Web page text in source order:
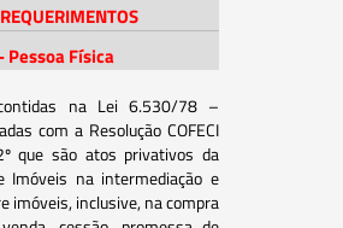
Pessoa Física
na Lei 6.530/78 –
com a Resolução COFECI
que são atos privativos da
Imóveis na intermediação e
imóveis, inclusive, na compra